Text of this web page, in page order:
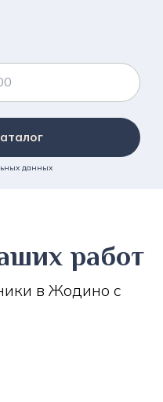
данных
работ
в Жодино с